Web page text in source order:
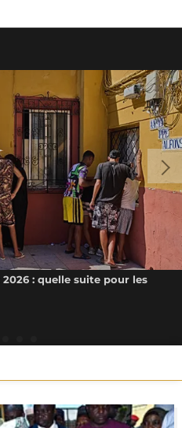
: quelle suite pour les